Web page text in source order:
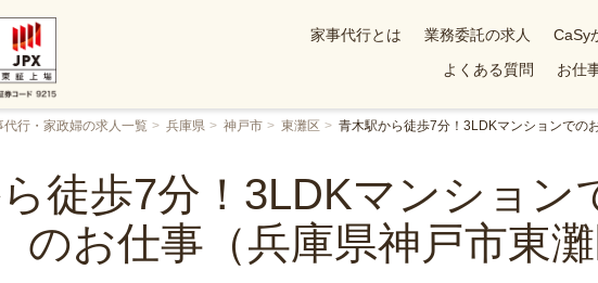
家事代行とは 業務委託の求人 CaSy
よくある質問
お仕
代行・家政婦の求人一覧 兵庫県 神戸市 東灘区 青木駅から徒歩7分！3LDKマンションでの
徒歩7分！3LDKマンション
のお仕事（兵庫県神戸市東灘